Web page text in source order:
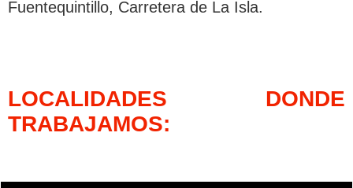
Fuentequintillo, Carretera de La Isla.
LOCALIDADES DONDE
TRABAJAMOS: